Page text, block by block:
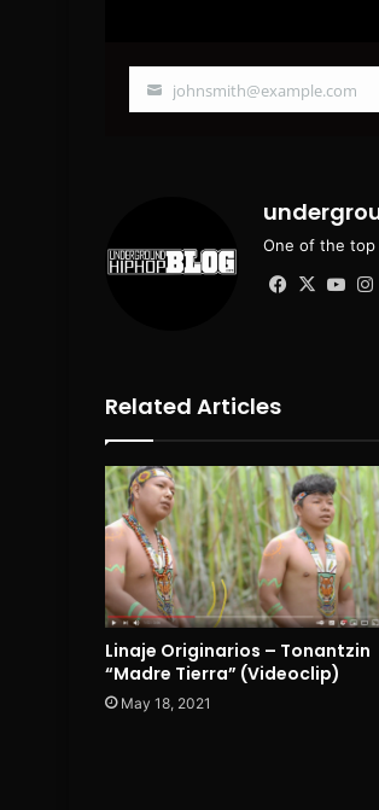
Your
johnsmith@example.com
One of the
Facebook
X
Related Articles
Linaje Originarios – Tonantzin
“Madre Tierra” (Videoclip)
May 18, 2021